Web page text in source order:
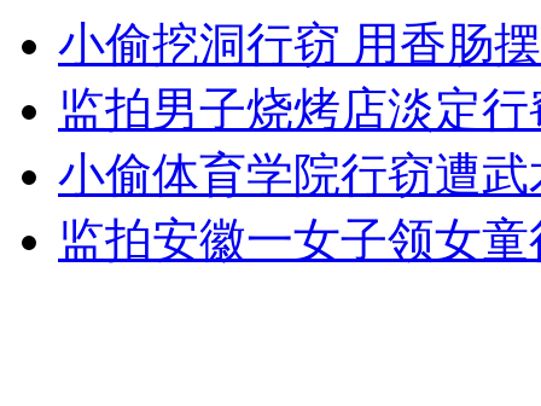
女孩北京地铁殴打老人 痛下狠手拳打脚踢
无痛分娩是否安全 医生回应
小偷挖洞行窃 用香肠
监拍男子烧烤店淡定行
小偷体育学院行窃遭
监拍安徽一女子领女